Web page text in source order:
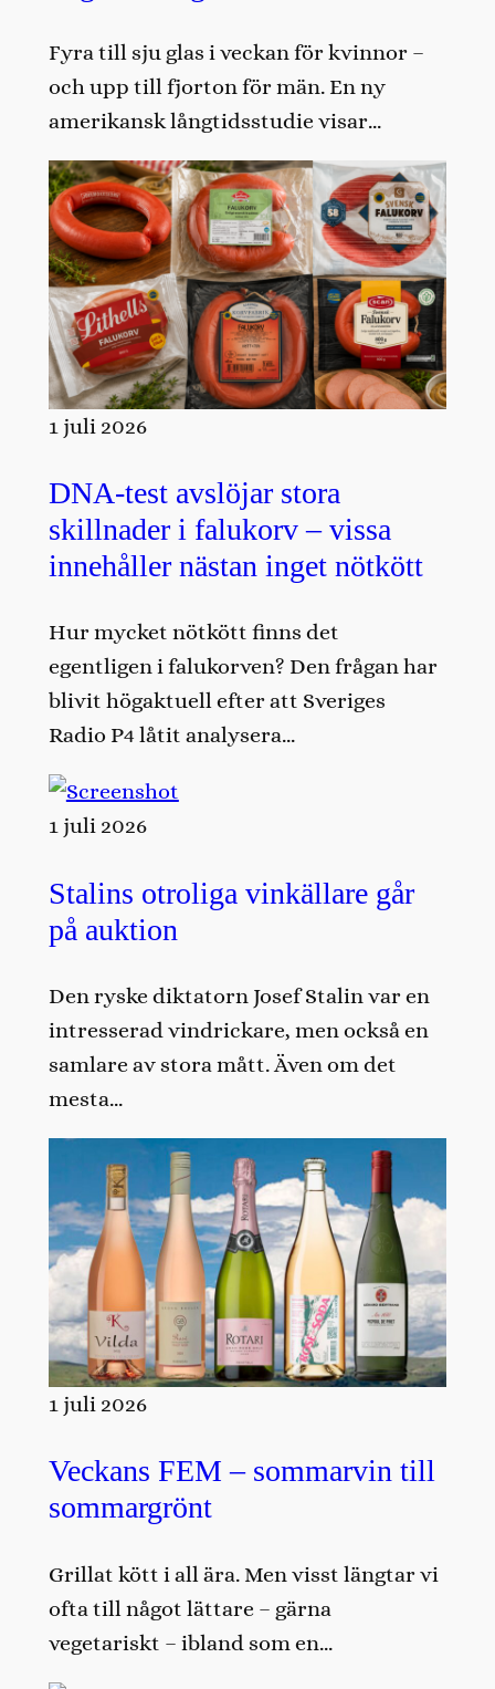
Fyra till sju glas i veckan för kvinnor –
och upp till fjorton för män. En ny
amerikansk långtidsstudie visar…
1 juli 2026
DNA-test avslöjar stora
skillnader i falukorv – vissa
innehåller nästan inget nötkött
Hur mycket nötkött finns det
egentligen i falukorven? Den frågan har
blivit högaktuell efter att Sveriges
Radio P4 låtit analysera…
1 juli 2026
Stalins otroliga vinkällare går
på auktion
Den ryske diktatorn Josef Stalin var en
intresserad vindrickare, men också en
samlare av stora mått. Även om det
mesta…
1 juli 2026
Veckans FEM – sommarvin till
sommargrönt
Grillat kött i all ära. Men visst längtar vi
ofta till något lättare – gärna
vegetariskt – ibland som en…